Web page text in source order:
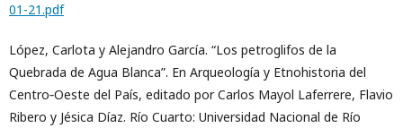
01-21.pdf
López, Carlota y Alejandro García. “Los petroglifos de la
Quebrada de Agua Blanca”. En Arqueología y Etnohistoria del
Centro‐Oeste del País, editado por Carlos Mayol Laferrere, Flavio
Ribero y Jésica Díaz. Río Cuarto: Universidad Nacional de Río